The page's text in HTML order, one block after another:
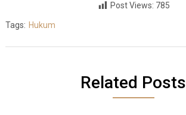
Post Views: 785
Tags: Hukum
Related Posts